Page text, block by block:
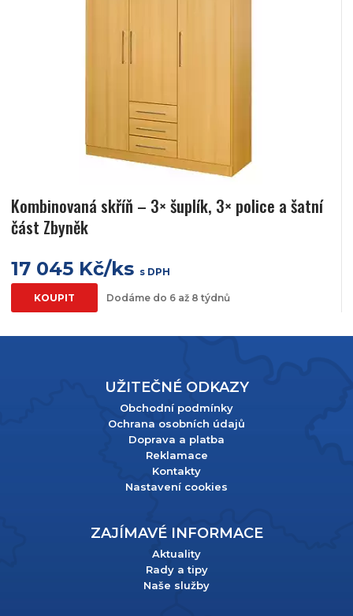
Kombinovaná skříň – 3× šuplík, 3× police a šatní
část Zbyněk
17 045 Kč/ks s DPH
KOUPIT Dodáme do 6 až 8 týdnů
UŽITEČNÉ ODKAZY
Obchodní podmínky
Ochrana osobních údajů
Doprava a platba
Reklamace
Kontakty
Nastavení cookies
ZAJÍMAVÉ INFORMACE
Aktuality
Rady a tipy
Naše služby